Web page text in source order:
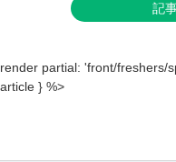
記
render partial: 'front/freshers/
article } %>